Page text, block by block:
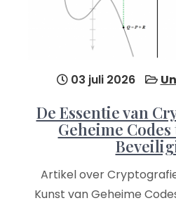
03 juli 2026
De Essentie van
Geheime
Artikel over
Kunst van Geheime